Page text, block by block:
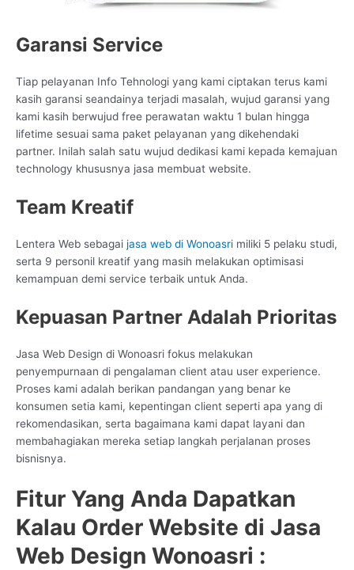
Garansi Service
Tiap pelayanan Info Tehnologi yang kami ciptakan terus kami
kasih garansi seandainya terjadi masalah, wujud garansi yang
kami kasih berwujud free perawatan waktu 1 bulan hingga
lifetime sesuai sama paket pelayanan yang dikehendaki
partner. Inilah salah satu wujud dedikasi kami kepada kemajuan
technology khususnya jasa membuat website.
Team Kreatif
Lentera Web sebagai jasa web di Wonoasri miliki 5 pelaku studi,
serta 9 personil kreatif yang masih melakukan optimisasi
kemampuan demi service terbaik untuk Anda.
Kepuasan Partner Adalah Prioritas
Jasa Web Design di Wonoasri fokus melakukan
penyempurnaan di pengalaman client atau user experience.
Proses kami adalah berikan pandangan yang benar ke
konsumen setia kami, kepentingan client seperti apa yang di
rekomendasikan, serta bagaimana kami dapat layani dan
membahagiakan mereka setiap langkah perjalanan proses
bisnisnya.
Fitur Yang Anda Dapatkan
Kalau Order Website di Jasa
Web Design Wonoasri :